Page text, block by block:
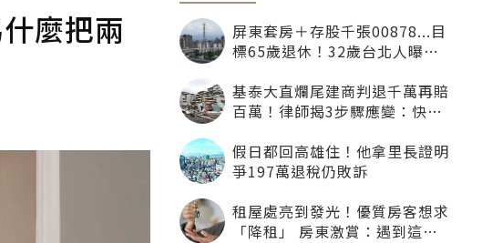
麼把兩
屏東套房＋存股千張00878...目
標65歲退休！32歲台北人曝：
基泰大直爛尾建商判退千萬再賠
百萬！律師揭3步驟應變：快通
假日都回高雄住！他拿里長證明
爭197萬退稅仍敗訴
租屋處亮到發光！優質房客想求
「降租」 房東激賞：遇到這種